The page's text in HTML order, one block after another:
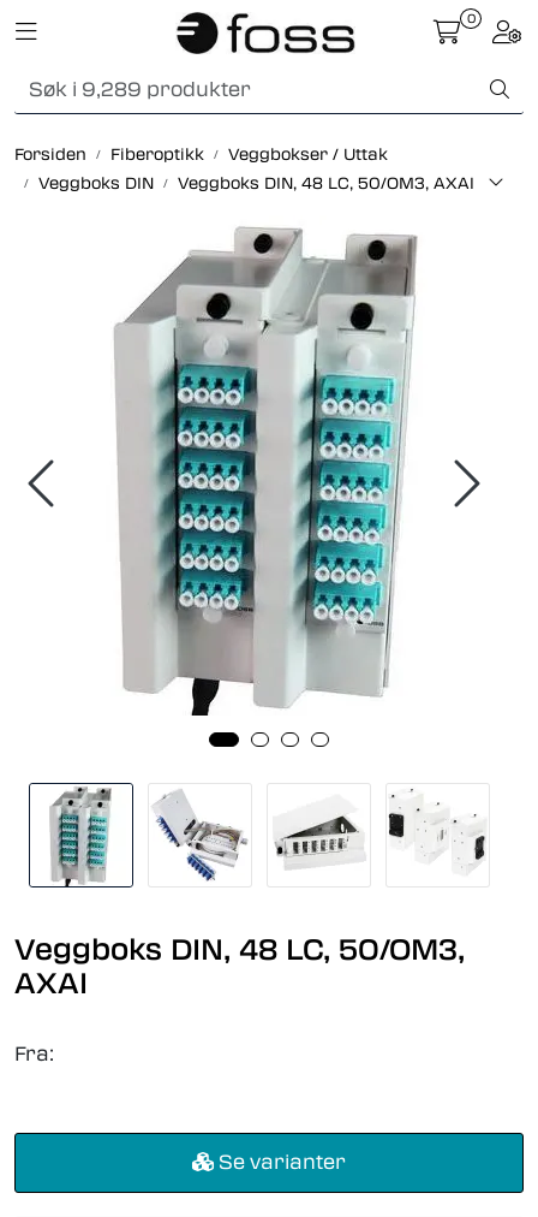
Skip to main content
Toggle navigation
0
Forsiden Fiberoptikk
Veggbokser / Uttak
Veggboks DIN
Veggboks DIN, 48 LC, 50/OM3, AXAI
Veggboks DIN, 48 LC, 50/OM3,
AXAI
Fra:
Se varianter
Fiberoptikk
Strukturert kabling
Industrielle produkter
Kunnskapssenter
Om oss